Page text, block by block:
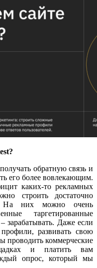
?
обратную связь и
его более вовлекающим.
каких-то рекламных
строить достаточно
На них можно очень
таргетированные
зарабатывать. Даже если
развивать свою
проводить коммерческие
и платить вам
опрос, который мы